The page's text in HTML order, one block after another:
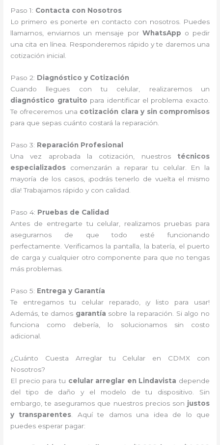
Paso 1: Contacta con Nosotros
Lo primero es ponerte en contacto con nosotros. Puedes
llamarnos, enviarnos un mensaje por WhatsApp o pedir
una cita en línea. Responderemos rápido y te daremos una
cotización inicial.
Paso 2: Diagnóstico y Cotización
Cuando llegues con tu celular, realizaremos un
diagnóstico gratuito para identificar el problema exacto.
Te ofreceremos una cotización clara y sin compromisos
para que sepas cuánto costará la reparación.
Paso 3: Reparación Profesional
Una vez aprobada la cotización, nuestros técnicos
especializados comenzarán a reparar tu celular. En la
mayoría de los casos, ¡podrás tenerlo de vuelta el mismo
día! Trabajamos rápido y con calidad.
Paso 4: Pruebas de Calidad
Antes de entregarte tu celular, realizamos pruebas para
asegurarnos de que todo esté funcionando
perfectamente. Verificamos la pantalla, la batería, el puerto
de carga y cualquier otro componente para que no tengas
más problemas.
Paso 5: Entrega y Garantía
Te entregamos tu celular reparado, ¡y listo para usar!
Además, te damos garantía sobre la reparación. Si algo no
funciona como debería, lo solucionamos sin costo
adicional.
¿Cuánto Cuesta Arreglar tu Celular en CDMX con
Nosotros?
El precio para tu celular arreglar en Lindavista depende
del tipo de daño y el modelo de tu dispositivo. Sin
embargo, te aseguramos que nuestros precios son justos
y transparentes . Aquí te damos una idea de lo que
puedes esperar pagar: